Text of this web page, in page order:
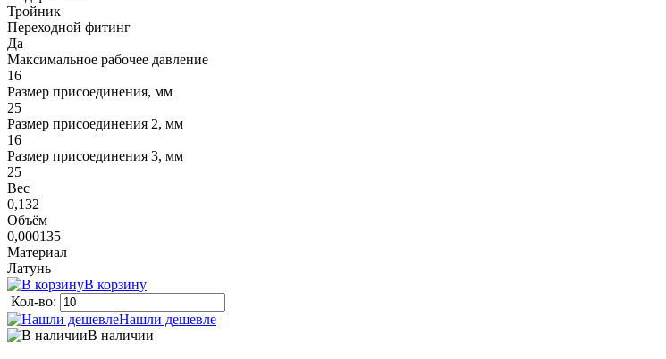
Тройник
Переходной фитинг
Да
Максимальное рабочее давление
16
Размер присоединения, мм
25
Размер присоединения 2, мм
16
Размер присоединения 3, мм
25
Вес
0,132
Объём
0,000135
Материал
Латунь
В корзину
Кол-во:
Нашли дешевле
В наличии